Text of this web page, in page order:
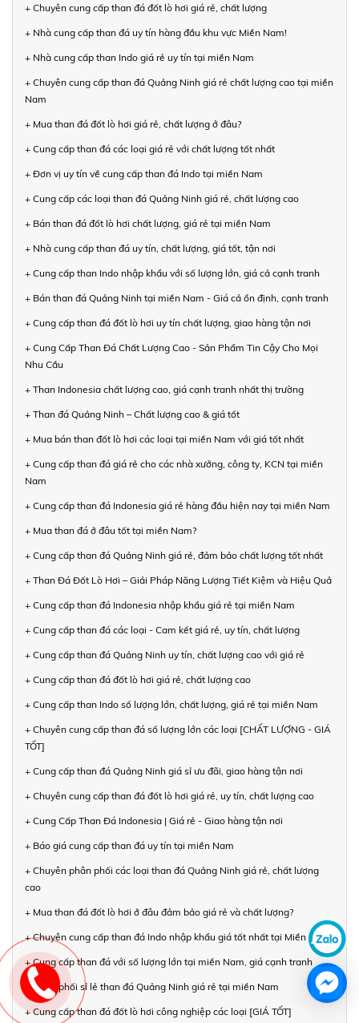
+ Chuyên cung cấp than đá đốt lò hơi giá rẻ, chất lượng
+ Nhà cung cấp than đá uy tín hàng đầu khu vực Miền Nam!
+ Nhà cung cấp than Indo giá rẻ uy tín tại miền Nam
+ Chuyên cung cấp than đá Quảng Ninh giá rẻ chất lượng cao tại miền
Nam
+ Mua than đá đốt lò hơi giá rẻ, chất lượng ở đâu?
+ Cung cấp than đá các loại giá rẻ với chất lượng tốt nhất
+ Đơn vị uy tín về cung cấp than đá Indo tại miền Nam
+ Cung cấp các loại than đá Quảng Ninh giá rẻ, chất lượng cao
+ Bán than đá đốt lò hơi chất lượng, giá rẻ tại miền Nam
+ Nhà cung cấp than đá uy tín, chất lượng, giá tốt, tận nơi
+ Cung cấp than Indo nhập khẩu với số lượng lớn, giá cả cạnh tranh
+ Bán than đá Quảng Ninh tại miền Nam - Giá cả ổn định, cạnh tranh
+ Cung cấp than đá đốt lò hơi uy tín chất lượng, giao hàng tận nơi
+ Cung Cấp Than Đá Chất Lượng Cao - Sản Phẩm Tin Cậy Cho Mọi
Nhu Cầu
+ Than Indonesia chất lượng cao, giá cạnh tranh nhất thị trường
+ Than đá Quảng Ninh – Chất lượng cao & giá tốt
+ Mua bán than đốt lò hơi các loại tại miền Nam với giá tốt nhất
+ Cung cấp than đá giá rẻ cho các nhà xưởng, công ty, KCN tại miền
Nam
+ Cung cấp than đá Indonesia giá rẻ hàng đầu hiện nay tại miền Nam
+ Mua than đá ở đâu tốt tại miền Nam?
+ Cung cấp than đá Quảng Ninh giá rẻ, đảm bảo chất lượng tốt nhất
+ Than Đá Đốt Lò Hơi – Giải Pháp Năng Lượng Tiết Kiệm và Hiệu Quả
+ Cung cấp than đá Indonesia nhập khẩu giá rẻ tại miền Nam
+ Cung cấp than đá các loại - Cam kết giá rẻ, uy tín, chất lượng
+ Cung cấp than đá Quảng Ninh uy tín, chất lượng cao với giá rẻ
+ Cung cấp than đá đốt lò hơi giá rẻ, chất lượng cao
+ Cung cấp than Indo số lượng lớn, chất lượng, giá rẻ tại miền Nam
+ Chuyên cung cấp than đá số lượng lớn các loại [CHẤT LƯỢNG - GIÁ
TỐT]
+ Cung cấp than đá Quảng Ninh giá sỉ ưu đãi, giao hàng tận nơi
+ Chuyên cung cấp than đá đốt lò hơi giá rẻ, uy tín, chất lượng cao
+ Cung Cấp Than Đá Indonesia | Giá rẻ - Giao hàng tận nơi
+ Báo giá cung cấp than đá uy tín tại miền Nam
+ Chuyên phân phối các loại than đá Quảng Ninh giá rẻ, chất lượng
cao
+ Mua than đá đốt lò hơi ở đâu đảm bảo giá rẻ và chất lượng?
+ Chuyên cung cấp than đá Indo nhập khẩu giá tốt nhất tại Miền Nam
+ Cung cấp than đá với số lượng lớn tại miền Nam, giá cạnh tranh
+ Phân phối sỉ lẻ than đá Quảng Ninh giá rẻ tại miền Nam
+ Cung cấp than đá đốt lò hơi công nghiệp các loại [GIÁ TỐT]